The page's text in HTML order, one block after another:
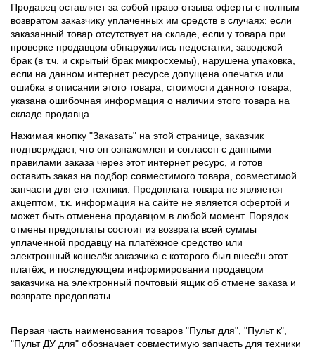
Продавец оставляет за собой право отзыва оферты с полным
возвратом заказчику уплаченных им средств в случаях: если
заказанный товар отсутствует на складе, если у товара при
проверке продавцом обнаружились недостатки, заводской
брак (в т.ч. и скрытый брак микросхемы), нарушена упаковка,
если на данном интернет ресурсе допущена опечатка или
ошибка в описании этого товара, стоимости данного товара,
указана ошибочная информация о наличии этого товара на
складе продавца.
Нажимая кнопку "Заказать" на этой странице, заказчик
подтверждает, что он ознакомлен и согласен с данными
правилами заказа через этот интернет ресурс, и готов
оставить заказ на подбор совместимого товара, совместимой
запчасти для его техники. Предоплата товара не является
акцептом, т.к. информация на сайте не является офертой и
может быть отменена продавцом в любой момент. Порядок
отмены предоплаты состоит из возврата всей суммы
уплаченной продавцу на платёжное средство или
электронный кошелёк заказчика с которого был внесён этот
платёж, и последующем информировании продавцом
заказчика на электронный почтовый ящик об отмене заказа и
возврате предоплаты.
Первая часть наименования товаров "Пульт для", "Пульт к",
"Пульт ДУ для" обозначает совместимую запчасть для техники